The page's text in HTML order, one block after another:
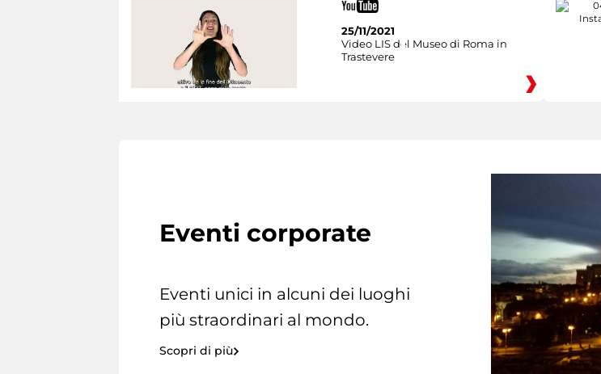
25/11/2021
Video LIS del Museo di Roma in
Trastevere
Eventi corporate
Eventi unici in alcuni dei luoghi
più straordinari al mondo.
Scopri di più